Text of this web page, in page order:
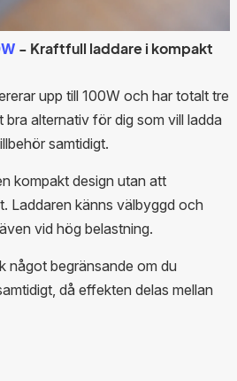
- Kraftfull laddare i kompakt
upp till 100W och har totalt tre
bra alternativ för dig som vill ladda
samtidigt.
kompakt design utan att
Laddaren känns välbyggd och
vid hög belastning.
något begränsande om du
då effekten delas mellan